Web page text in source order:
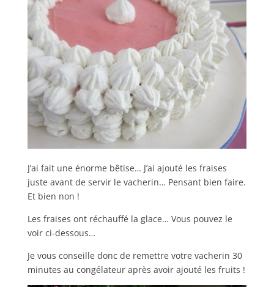
J’ai fait une énorme bêtise… J’ai ajouté les fraises
juste avant de servir le vacherin… Pensant bien faire.
Et bien non !
Les fraises ont réchauffé la glace… Vous pouvez le
voir ci-dessous…
Je vous conseille donc de remettre votre vacherin 30
minutes au congélateur après avoir ajouté les fruits !